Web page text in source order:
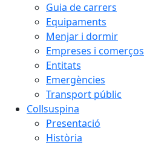
Guia de carrers
Equipaments
Menjar i dormir
Empreses i comerços
Entitats
Emergències
Transport públic
Collsuspina
Presentació
Història